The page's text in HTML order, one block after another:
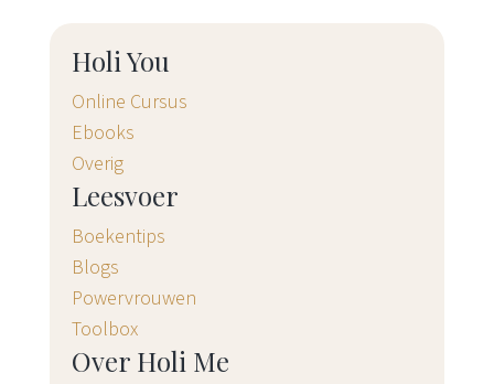
Holi You
Online Cursus
Ebooks
Overig
Leesvoer
Boekentips
Blogs
Powervrouwen
Toolbox
Over Holi Me